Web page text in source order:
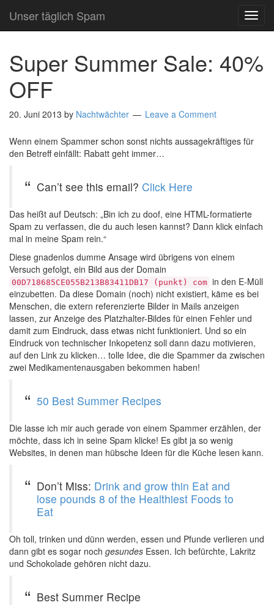
Unser täglich Spam
Super Summer Sale: 40%
OFF
20. Juni 2013 by Nachtwächter Leave a Comment
Wenn einem Spammer schon sonst nichts aussagekräftiges für
den Betreff einfällt: Rabatt geht immer…
Can’t see this email? Click Here
Das heißt auf Deutsch: „Bin ich zu doof, eine HTML-formatierte
Spam zu verfassen, die du auch lesen kannst? Dann klick einfach
mal in meine Spam rein.“
Diese gnadenlos dumme Ansage wird übrigens von einem
Versuch gefolgt, ein Bild aus der Domain
00D718685CE055B213B83411DB17 (punkt) com in den E-Müll
einzubetten. Da diese Domain (noch) nicht existiert, käme es bei
Menschen, die extern referenzierte Bilder in Mails anzeigen
lassen, zur Anzeige des Platzhalter-Bildes für einen Fehler und
damit zum Eindruck, dass etwas nicht funktioniert. Und so ein
Eindruck von technischer Inkopetenz soll dann dazu motivieren,
auf den Link zu klicken… tolle Idee, die die Spammer da zwischen
zwei Medikamentenausgaben bekommen haben!
50 Best Summer Recipes
Die lasse ich mir auch gerade von einem Spammer erzählen, der
möchte, dass ich in seine Spam klicke! Es gibt ja so wenig
Websites, in denen man hübsche Ideen für die Küche lesen kann.
Don’t Miss: Drink and grow thin Eat and
lose pounds 8 of the Healthiest Foods to
Eat
Oh toll, trinken und dünn werden, essen und Pfunde verlieren und
dann gibt es sogar noch gesundes Essen. Ich befürchte, Lakritz
und Schokolade gehören nicht dazu.
Best Summer Recipe